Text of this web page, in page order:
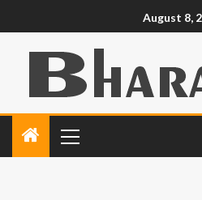
August 8,